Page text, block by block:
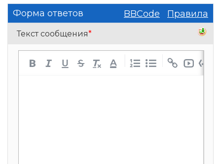
BBCode Правила
Форма ответов
Текст сообщения*